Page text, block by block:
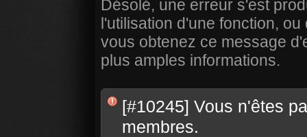
Désolé, une erreur s'est
l'utilisation d'une fonction,
vous obtenez ce message
plus amples informations.
[#10245] Vous n'êtes
membres.